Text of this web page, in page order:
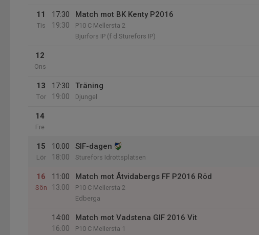
11
Tis
17:30
19:30
Match mot BK Kenty P2016
P10 C Mellersta 2
Bjurfors IP (f d Sturefors IP)
12
Ons
13
Tor
17:30
19:00
Träning
Djungel
14
Fre
15
Lör
10:00
18:00
SIF-dagen
Sturefors Idrottsplatsen
16
Sön
11:00
13:00
Match mot Åtvidabergs FF P2016 Röd
P10 C Mellersta 2
Edberga
14:00
16:00
Match mot Vadstena GIF 2016 Vit
P10 C Mellersta 1